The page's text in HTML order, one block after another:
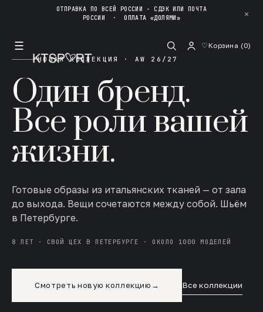
ОТПРАВКА ПО ВСЕЙ РОССИИ - СДЭК ИЛИ ПОЧТА
РОССИИ ·ОПЛАТА «ДОЛЯМИ» ✕
☰ ♡Корзина (0)
НОВАЯ КОЛЛЕКЦИЯ · AW 26/27
Один бренд.
Все роли вашей
жизни.
Готовые образы из итальянских тканей — от зала
до выхода. Вещи сочетаются между собой. Шьём
в Петербурге.
8 ЛЕТ · СВОЙ ЦЕХ В ПЕТЕРБУРГЕ · ОКОЛО 1000 МОДЕЛЕЙ
Смотреть новую коллекцию → Все коллекции